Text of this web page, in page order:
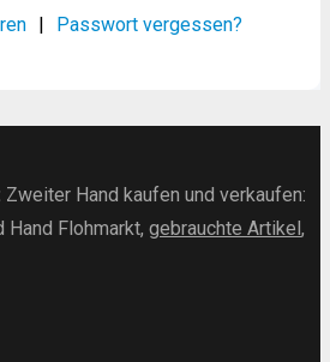
| Passwort vergessen?
Zweiter Hand kaufen und verkaufen:
Hand Flohmarkt, gebrauchte Artikel,